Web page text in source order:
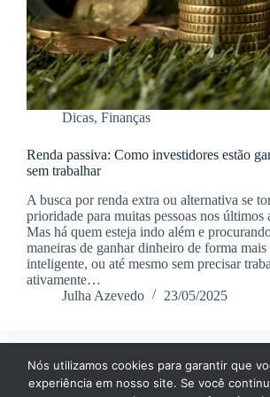
Dicas, Finanças
Renda passiva: Como investidores estão
sem trabalhar
A busca por renda extra ou alternativa se
prioridade para muitas pessoas nos últimos
Mas há quem esteja indo além e
maneiras de ganhar dinheiro de forma mais
inteligente, ou até mesmo sem precisar
ativamente…
Julha Azevedo
23/05/2025
Página Inícial Dicas
Nós utilizamos cookies para garantir que
experiência em nosso site. Se você